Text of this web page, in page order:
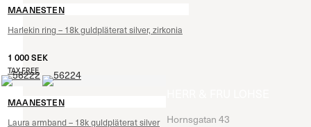
MAANESTEN
Harlekin ring – 18k guldpläterat silver, zirkonia
1 000SEK
TAX FREE
MAANESTEN
Laura armband – 18k guldpläterat silver
Hornsgatan 43